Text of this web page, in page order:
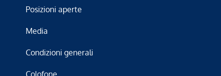
Posizioni aperte
Media
Condizioni generali
Colofone